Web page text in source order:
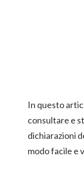
In questo
consultare e
dichiarazioni
modo facile e